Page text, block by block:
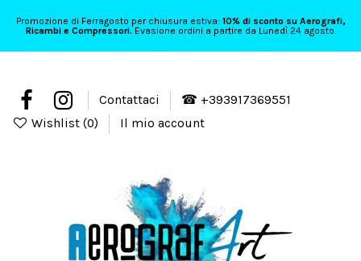
Promozione di Ferragosto per chiusura estiva: 10% di sconto su Aerografi,
Ricambi e Compressori. Evasione ordini a partire da Lunedì 24 agosto.
Contattaci
☎ +393917369551
Wishlist (0) Il mio account